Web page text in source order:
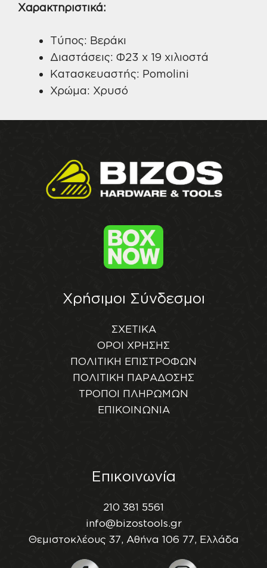
Χαρακτηριστικά:
Τύπος: Βεράκι
Διαστάσεις: Φ23 x 19 χιλιοστά
Κατασκευαστής: Pomolini
Χρώμα: Χρυσό
Χρήσιμοι Σύνδεσμοι
ΣΧΕΤΙΚΑ
ΟΡΟΙ ΧΡΗΣΗΣ
ΠΟΛΙΤΙΚΗ ΕΠΙΣΤΡΟΦΩΝ
ΠΟΛΙΤΙΚΗ ΠΑΡΑΔΟΣΗΣ
ΤΡΟΠΟΙ ΠΛΗΡΩΜΩΝ
ΕΠΙΚΟΙΝΩΝΙΑ
Επικοινωνία
210 381 5561
info@bizostools.gr
Θεμιστοκλέους 37, Αθήνα 106 77, Ελλάδα